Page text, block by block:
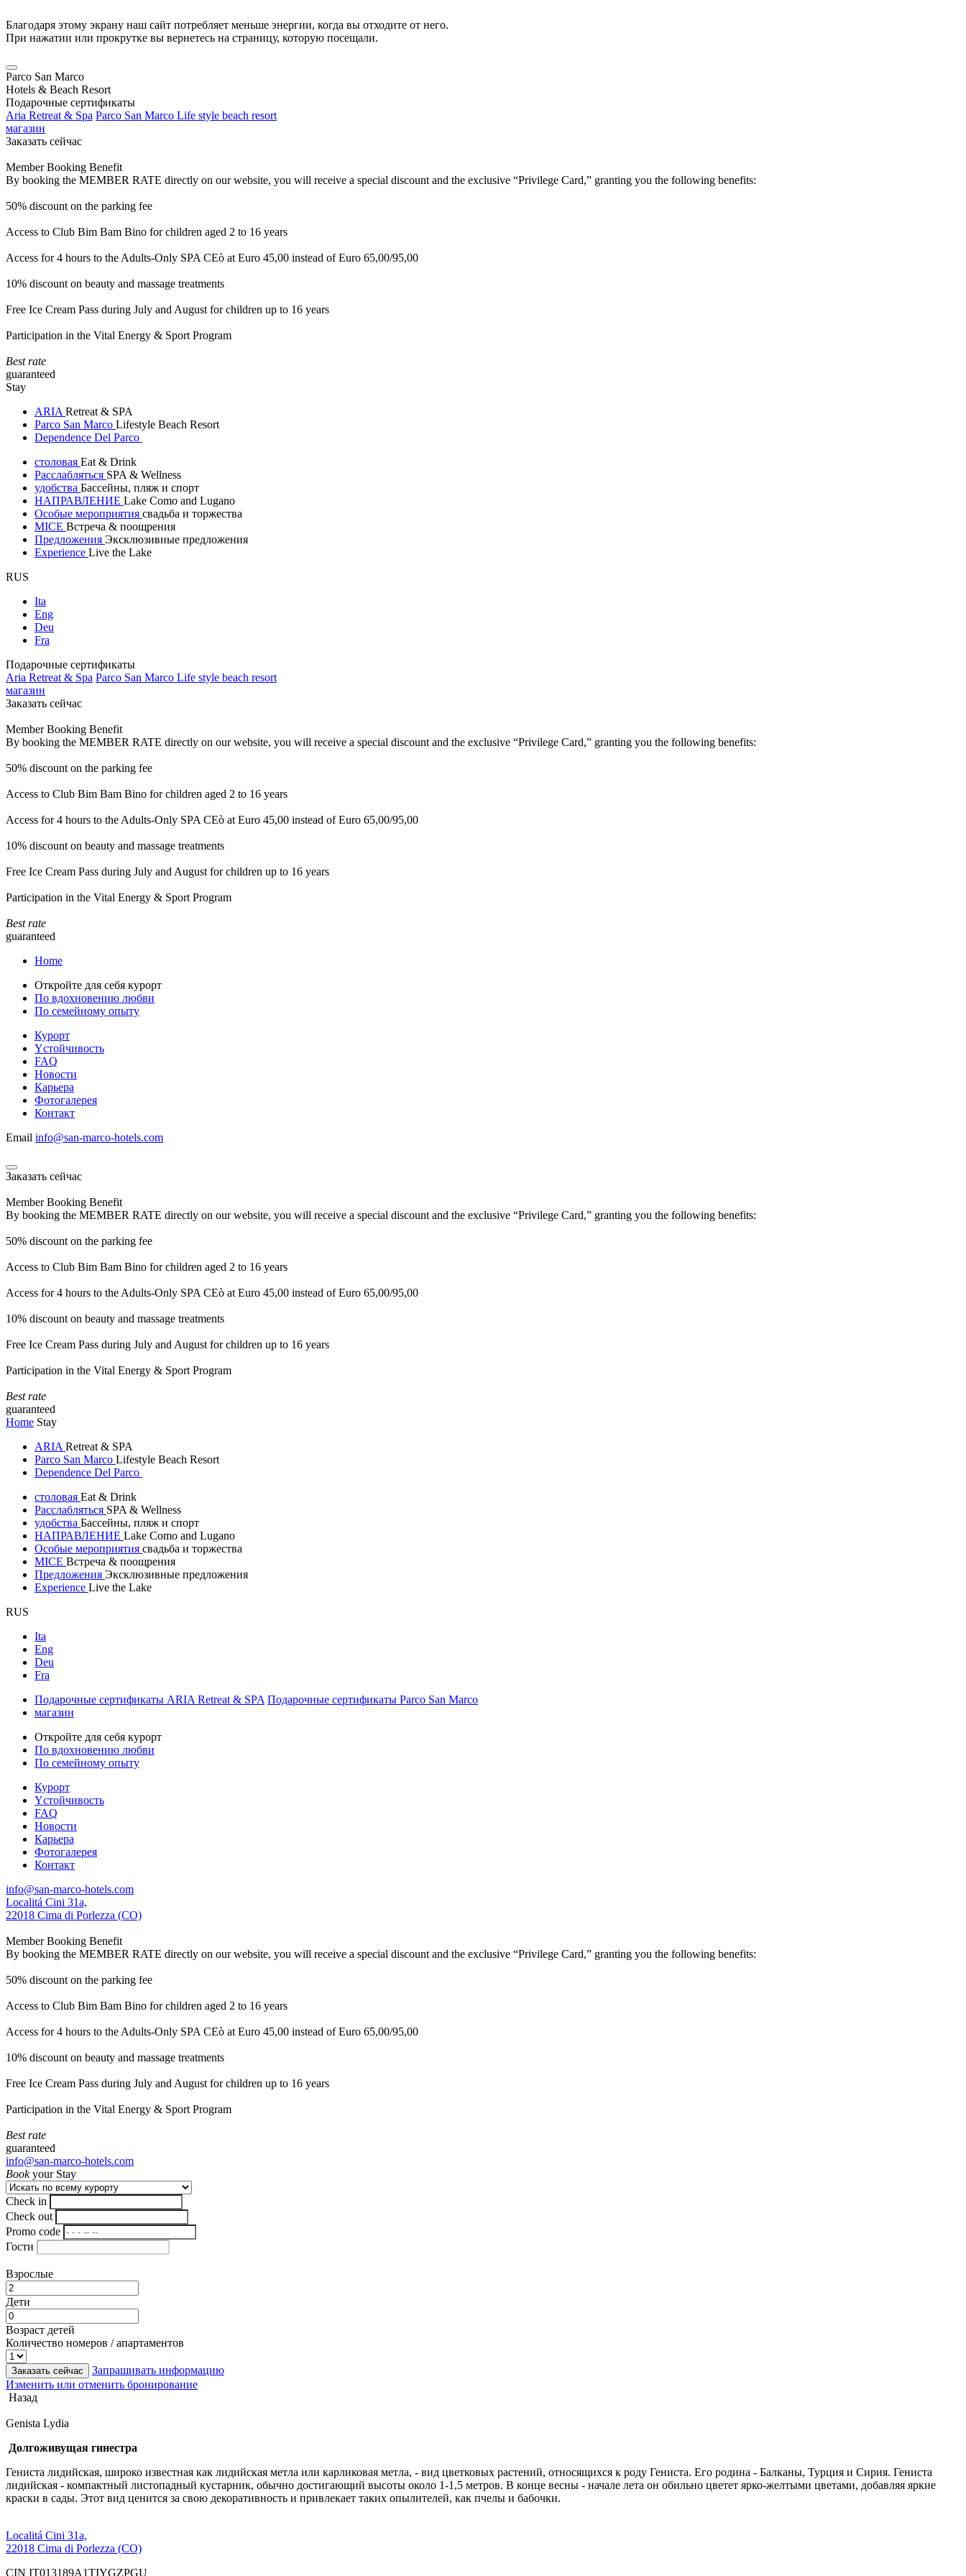
Благодаря этому экрану наш сайт потребляет меньше энергии, когда вы отходите от него.
При нажатии или прокрутке вы вернетесь на страницу, которую посещали.
Parco San Marco
Hotels & Beach Resort
Подарочные сертификаты
Aria Retreat & Spa Parco San Marco Life style beach resort
магазин
Заказать сейчас
Member Booking Benefit
By booking the MEMBER RATE directly on our website, you will receive a special discount and the exclusive “Privilege Card,” granting you the following benefits:
50% discount on the parking fee
Access to Club Bim Bam Bino for children aged 2 to 16 years
Access for 4 hours to the Adults-Only SPA CEò at Euro 45,00 instead of Euro 65,00/95,00
10% discount on beauty and massage treatments
Free Ice Cream Pass during July and August for children up to 16 years
Participation in the Vital Energy & Sport Program
Best rate
guaranteed
Stay
ARIA Retreat & SPA
Parco San Marco Lifestyle Beach Resort
Dependence Del Parco
столовая Eat & Drink
Расслабляться SPA & Wellness
удобства Бассейны, пляж и спорт
НАПРАВЛЕНИЕ Lake Como and Lugano
Особые мероприятия свадьба и торжества
MICE Встреча & поощрения
Предложения Эксклюзивные предложения
Experience Live the Lake
RUS
Ita
Eng
Deu
Fra
Подарочные сертификаты
Aria Retreat & Spa Parco San Marco Life style beach resort
магазин
Заказать сейчас
Member Booking Benefit
By booking the MEMBER RATE directly on our website, you will receive a special discount and the exclusive “Privilege Card,” granting you the following benefits:
50% discount on the parking fee
Access to Club Bim Bam Bino for children aged 2 to 16 years
Access for 4 hours to the Adults-Only SPA CEò at Euro 45,00 instead of Euro 65,00/95,00
10% discount on beauty and massage treatments
Free Ice Cream Pass during July and August for children up to 16 years
Participation in the Vital Energy & Sport Program
Best rate
guaranteed
Home
Откройте для себя курорт
По вдохновению любви
По семейному опыту
Курорт
Yстойчивость
FAQ
Новости
Карьера
Фотогалерея
Контакт
Email info@san-marco-hotels.com
Заказать сейчас
Member Booking Benefit
By booking the MEMBER RATE directly on our website, you will receive a special discount and the exclusive “Privilege Card,” granting you the following benefits:
50% discount on the parking fee
Access to Club Bim Bam Bino for children aged 2 to 16 years
Access for 4 hours to the Adults-Only SPA CEò at Euro 45,00 instead of Euro 65,00/95,00
10% discount on beauty and massage treatments
Free Ice Cream Pass during July and August for children up to 16 years
Participation in the Vital Energy & Sport Program
Best rate
guaranteed
Home Stay
ARIA Retreat & SPA
Parco San Marco Lifestyle Beach Resort
Dependence Del Parco
столовая Eat & Drink
Расслабляться SPA & Wellness
удобства Бассейны, пляж и спорт
НАПРАВЛЕНИЕ Lake Como and Lugano
Особые мероприятия свадьба и торжества
MICE Встреча & поощрения
Предложения Эксклюзивные предложения
Experience Live the Lake
RUS
Ita
Eng
Deu
Fra
Подарочные сертификаты ARIA Retreat & SPA Подарочные сертификаты Parco San Marco
магазин
Откройте для себя курорт
По вдохновению любви
По семейному опыту
Курорт
Yстойчивость
FAQ
Новости
Карьера
Фотогалерея
Контакт
info@san-marco-hotels.com
Localitá Cini 31a,
22018 Cima di Porlezza (CO)
Member Booking Benefit
By booking the MEMBER RATE directly on our website, you will receive a special discount and the exclusive “Privilege Card,” granting you the following benefits:
50% discount on the parking fee
Access to Club Bim Bam Bino for children aged 2 to 16 years
Access for 4 hours to the Adults-Only SPA CEò at Euro 45,00 instead of Euro 65,00/95,00
10% discount on beauty and massage treatments
Free Ice Cream Pass during July and August for children up to 16 years
Participation in the Vital Energy & Sport Program
Best rate
guaranteed
info@san-marco-hotels.com
Bookyour Stay
Check in
Check out
Promo code
Гости
Взрослые
Дети
Возраст детей
Количество номеров / апартаментов
Заказать сейчас
Запрашивать информацию
Изменить или отменить бронирование
Назад
Genista Lydia
Долгоживущая гинестра
Гениста лидийская, широко известная как лидийская метла или карликовая метла, - вид цветковых растений, относящихся к роду Гениста. Его родина - Балканы, Турция и Сирия. Гениста
лидийская - компактный листопадный кустарник, обычно достигающий высоты около 1-1,5 метров. В конце весны - начале лета он обильно цветет ярко-желтыми цветами, добавляя яркие
краски в сады. Этот вид ценится за свою декоративность и привлекает таких опылителей, как пчелы и бабочки.
Localitá Cini 31a,
22018 Cima di Porlezza (CO)
CIN IT013189A1TIYGZPGU